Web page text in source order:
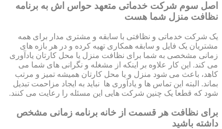
اصل سوم شرکت خدماتی متعهد حواس اش به برنامه
نظافت منزل شما هست
یک شرکت خدماتی و نظافتی با سابقه و مشتری مدار برای همه
مشتریان یک فایل و سابقه همکاری تهیه کرده و در هر بازه های
زمانی مشخصی به شما برای نظافت منزل یا محل کارتان یادآوری
می کند. این کار علاوه بر اینکه از مشغله و نگرانی های شما می
کاهد، باعث می شود منزل و یا محل کارتان همیشه تمیز و مرتب
بماند. البته این تماس ها و یادآوری ها نباید به ایجاد مزاحمت تبدیل
شود که قطعا یک چنین شرکت هایی این مسئله را رعایت می کنند.
برای نظافت هر قسمت از خانه برنامه زمانی مشخص
داشته باشید